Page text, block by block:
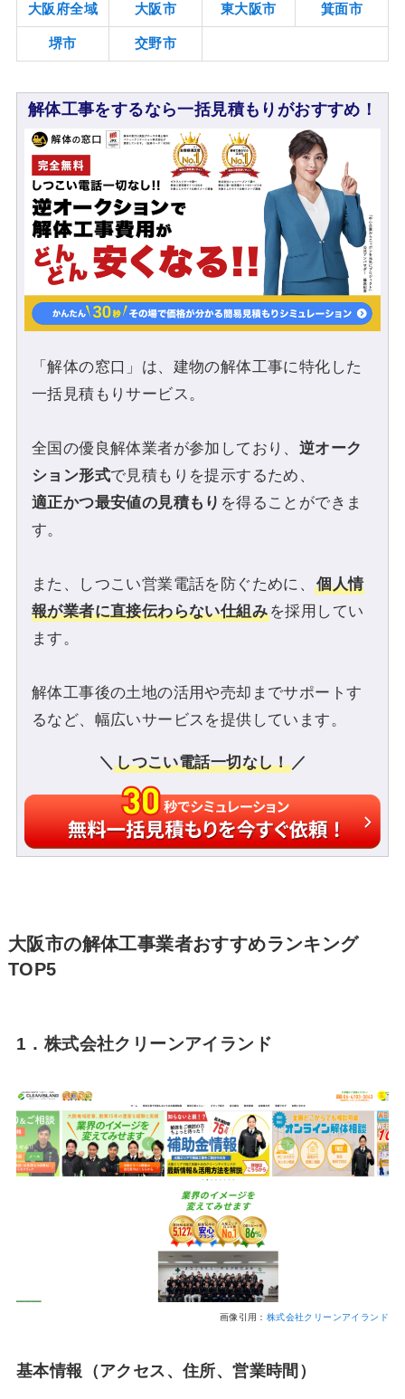
大阪府全域 大阪市 東大阪市 箕面市
堺市 交野市
解体工事をするなら一括見積もりがおすすめ！
「解体の窓口」は、建物の解体工事に特化した
一括見積もりサービス。
全国の優良解体業者が参加しており、 逆オーク
ション形式で見積もりを提示するため、
適正かつ最安値の見積もり を得ることができま
す。
また、しつこい営業電話を防ぐために、個人情
報が業者に直接伝わらない仕組み を採用してい
ます。
解体工事後の土地の活用や売却までサポートす
るなど、幅広いサービスを提供しています。
＼しつこい電話一切なし！／
大阪市の解体工事業者おすすめランキング
TOP5
1．株式会社クリーンアイランド
画像引用： 株式会社クリーンアイランド
基本情報（アクセス、住所、営業時間）